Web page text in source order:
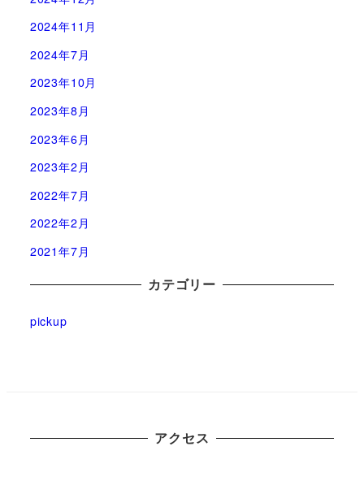
2024年11月
2024年7月
2023年10月
2023年8月
2023年6月
2023年2月
2022年7月
2022年2月
2021年7月
カテゴリー
pickup
アクセス